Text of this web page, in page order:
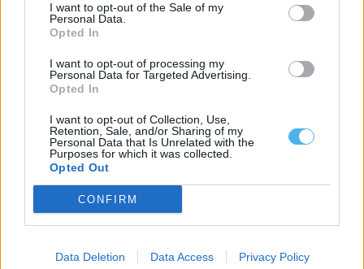
I want to opt-out of the Sale of my
Personal Data.
Opted In
I want to opt-out of processing my
Personal Data for Targeted Advertising.
Opted In
I want to opt-out of Collection, Use,
Retention, Sale, and/or Sharing of my
Personal Data that Is Unrelated with the
Purposes for which it was collected.
Opted Out
CONFIRM
Data Deletion Data Access Privacy Policy
Fortaleza de Juromenha recebe observação de estrelas a 14
de agosto
dia 14 de agosto,...
30 Julho, 2026 - 20:00